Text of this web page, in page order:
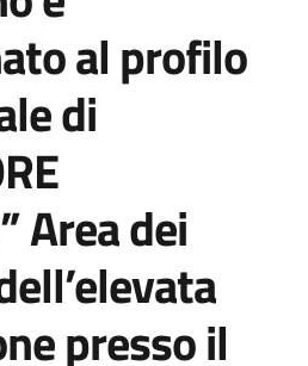
al profilo
di
Area dei
presso il